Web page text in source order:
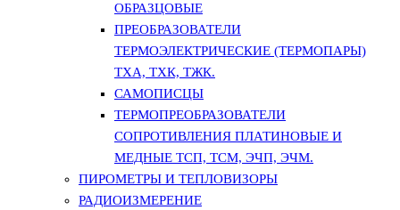
ОБРАЗЦОВЫЕ
ПРЕОБРАЗОВАТЕЛИ
ТЕРМОЭЛЕКТРИЧЕСКИЕ (ТЕРМОПАРЫ)
ТХА, ТХК, ТЖК.
САМОПИСЦЫ
ТЕРМОПРЕОБРАЗОВАТЕЛИ
СОПРОТИВЛЕНИЯ ПЛАТИНОВЫЕ И
МЕДНЫЕ ТСП, ТСМ, ЭЧП, ЭЧМ.
ПИРОМЕТРЫ И ТЕПЛОВИЗОРЫ
РАДИОИЗМЕРЕНИЕ